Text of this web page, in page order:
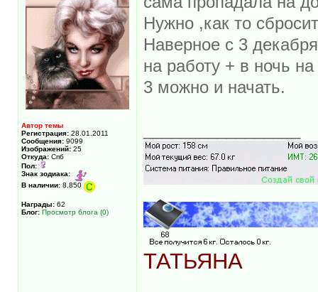
Автор темы
Регистрация: 28.01.2011
Сообщения: 9099
Изображений: 25
Откуда: Спб
Пол:
Знак зодиака:
В наличии: 8,850
Награды: 62
Блог: Просмотр блога (0)
Нужно ,как то
Наверное с 3
на работу + в ночь
3 можно и начать.
ТАТЬЯНА